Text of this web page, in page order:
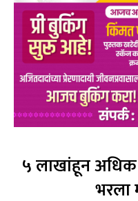
५ लाखांहून अधिक
भरला